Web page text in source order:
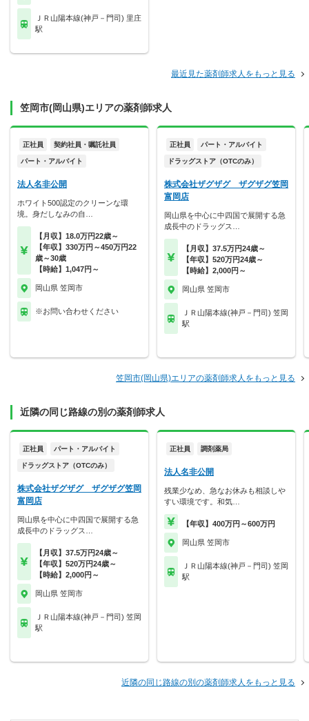
ＪＲ山陽本線(神戸－門司) 里庄
駅
最近見た薬剤師求人をもっと見る
笠岡市(岡山県)エリアの薬剤師求人
正社員 契約社員・嘱託社員
パート・アルバイト
法人名非公開
ホワイト500認定のクリーンな環
境。身だしなみの自…
【月収】18.0万円22歳～
【年収】330万円～450万円22
歳～30歳
【時給】1,047円～
岡山県 笠岡市
※お問い合わせください
正社員 パート・アルバイト
ドラッグストア（OTCのみ）
株式会社ザグザグ ザグザグ笠岡
富岡店
岡山県を中心に中四国で展開する急
成長中のドラッグス…
【月収】37.5万円24歳～
【年収】520万円24歳～
【時給】2,000円～
岡山県 笠岡市
ＪＲ山陽本線(神戸－門司) 笠岡
駅
笠岡市(岡山県)エリアの薬剤師求人をもっと見る
近隣の同じ路線の別の薬剤師求人
正社員 パート・アルバイト
ドラッグストア（OTCのみ）
株式会社ザグザグ ザグザグ笠岡
富岡店
岡山県を中心に中四国で展開する急
成長中のドラッグス…
【月収】37.5万円24歳～
【年収】520万円24歳～
【時給】2,000円～
岡山県 笠岡市
ＪＲ山陽本線(神戸－門司) 笠岡
駅
正社員 調剤薬局
法人名非公開
残業少なめ、急なお休みも相談しや
すい環境です。和気…
【年収】400万円～600万円
岡山県 笠岡市
ＪＲ山陽本線(神戸－門司) 笠岡
駅
近隣の同じ路線の別の薬剤師求人をもっと見る